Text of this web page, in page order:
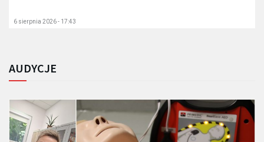
6 sierpnia 2026 - 17:43
AUDYCJE